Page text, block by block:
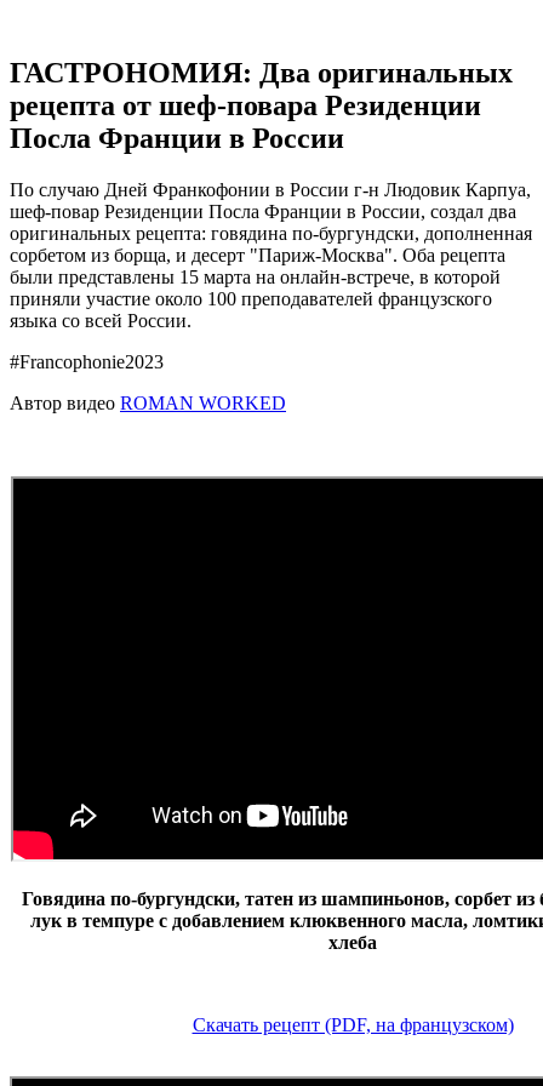
ГАСТРОНОМИЯ: Два оригинальных
рецепта от шеф-повара Резиденции
Посла Франции в России
По случаю Дней Франкофонии в России г-н Людовик Карпуа,
шеф-повар Резиденции Посла Франции в России, создал два
оригинальных рецепта: говядина по-бургундски, дополненная
сорбетом из борща, и десерт "Париж-Москва". Оба рецепта
были представлены 15 марта на онлайн-встрече, в которой
приняли участие около 100 преподавателей французского
языка со всей России.
#Francophonie2023
Автор видео ROMAN WORKED
Говядина по-бургундски, татен из шампиньонов, сорбет
лук в темпуре с добавлением клюквенного масла,
хлеба
Скачать рецепт (PDF, на французском)